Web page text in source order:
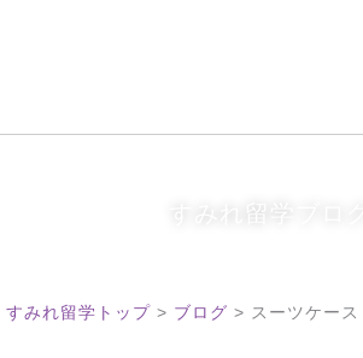
すみれ留学ブログ
すみれ留学トップ > ブログ > スーツケース
イ